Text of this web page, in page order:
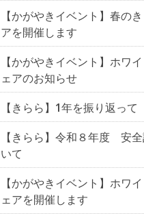
【かがやきイベント】春の
アを開催します
【かがやきイベント】ホワ
ェアのお知らせ
【きらら】1年を振り返って
【きらら】令和８年度 安
いて
【かがやきイベント】ホワ
ェアを開催します